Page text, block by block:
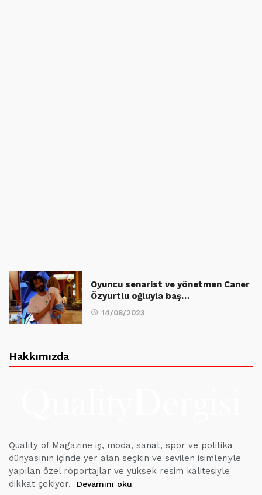
Oyuncu senarist ve yönetmen Caner
Özyurtlu oğluyla baş…
14/08/2023
Hakkımızda
Quality of Magazine iş, moda, sanat, spor ve politika
dünyasının içinde yer alan seçkin ve sevilen isimleriyle
yapılan özel röportajlar ve yüksek resim kalitesiyle
dikkat çekiyor.
Devamını oku